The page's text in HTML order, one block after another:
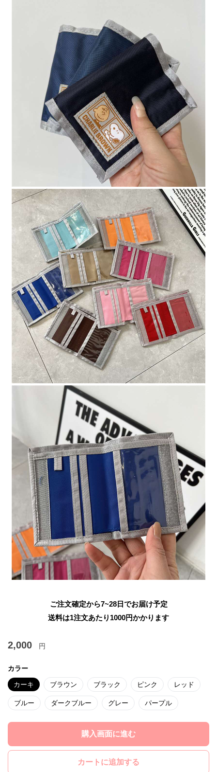
ご注文確定から7~28日でお届け予定
送料は1注文あたり 1000円かかります
2,000 円
カラー
カーキ ブラウン ブラック ピンク レッド
ブルー ダークブルー グレー パープル
購入画面に進む
カートに追加する